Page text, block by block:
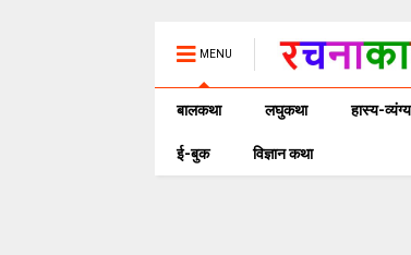
MENU
बालकथा लघुकथा हास्य-व्यंग्य
ई-बुक विज्ञान कथा